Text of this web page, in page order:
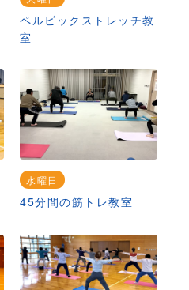
ペルビックストレッチ教
室
水曜日
45分間の筋トレ教室